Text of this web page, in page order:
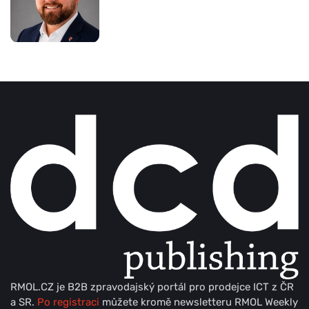
RMOL.CZ je B2B zpravodajský portál pro prodejce ICT z ČR
a SR. Po registraci můžete kromě newsletteru RMOL Weekly